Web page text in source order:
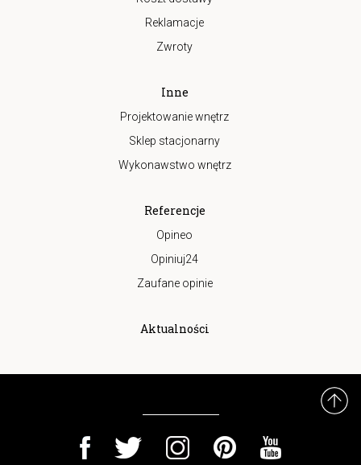
Reklamacje
Zwroty
Inne
Projektowanie wnętrz
Sklep stacjonarny
Wykonawstwo wnętrz
Referencje
Opineo
Opiniuj24
Zaufane opinie
Aktualności